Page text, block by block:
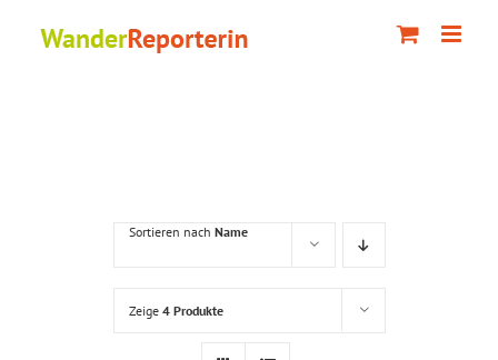
Inhalt
Sortieren nach Name
Zeige 4 Produkte